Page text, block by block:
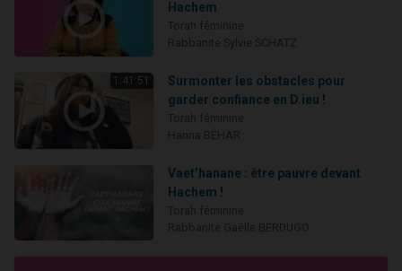
Hachem
1:41:51
Surmonter les obstacles pour
garder confiance en D.ieu !
Vaet’hanane : être pauvre devant
Hachem !